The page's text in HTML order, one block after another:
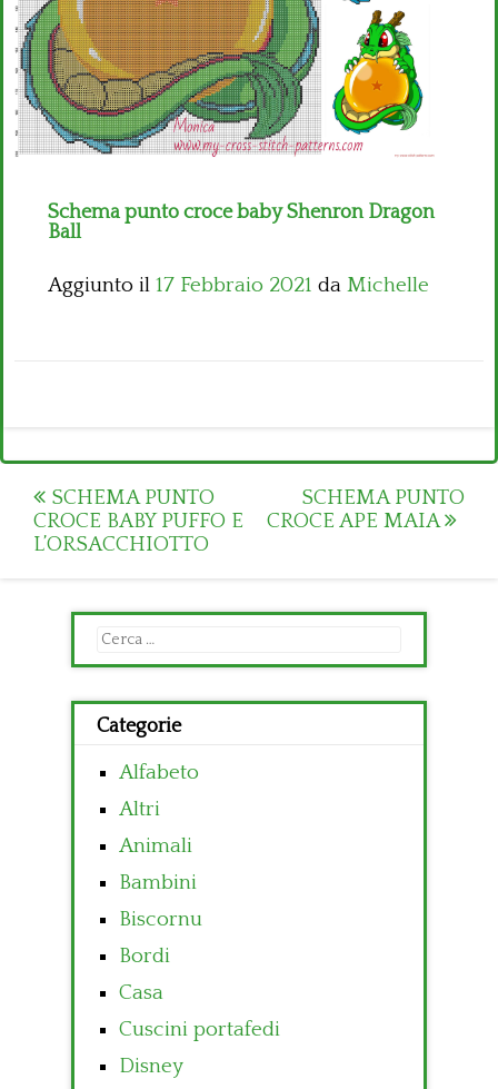
Schema punto croce baby Shenron Dragon
Ball
Aggiunto il 17 Febbraio 2021 da Michelle
Post
navigation
SCHEMA PUNTO
CROCE BABY PUFFO E
L’ORSACCHIOTTO
SCHEMA PUNTO
CROCE APE MAIA
Ricerca
per:
Categorie
Alfabeto
Altri
Animali
Bambini
Biscornu
Bordi
Casa
Cuscini portafedi
Disney